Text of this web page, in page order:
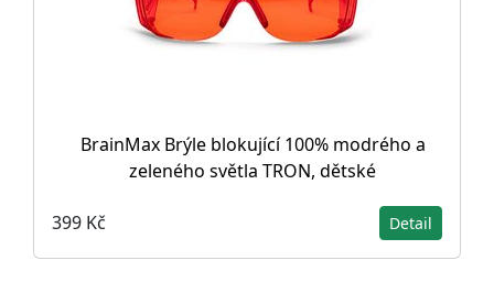
BrainMax Brýle blokující 100% modrého a
zeleného světla TRON, dětské
399 Kč Detail